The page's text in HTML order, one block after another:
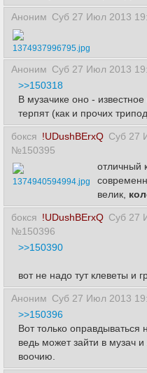
Аноним Суб 27 Июл 2013
1374937996795.jpg
Аноним Суб 27 Июл 2013
>>150318
В музачике оно -
терпят (как и прочих
бокся !UDushBErxQ Суб 27
№150395
1374940594994.jpg
отличный
велик,
бокся !UDushBErxQ Суб 27
№150396
>>150390
вот не надо тут клеветы и
Аноним Суб 27 Июл 2013
>>150396
Вот только
ведь может зайти в музач и
воочию.